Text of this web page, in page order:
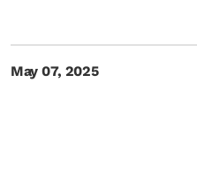
May 07, 2025